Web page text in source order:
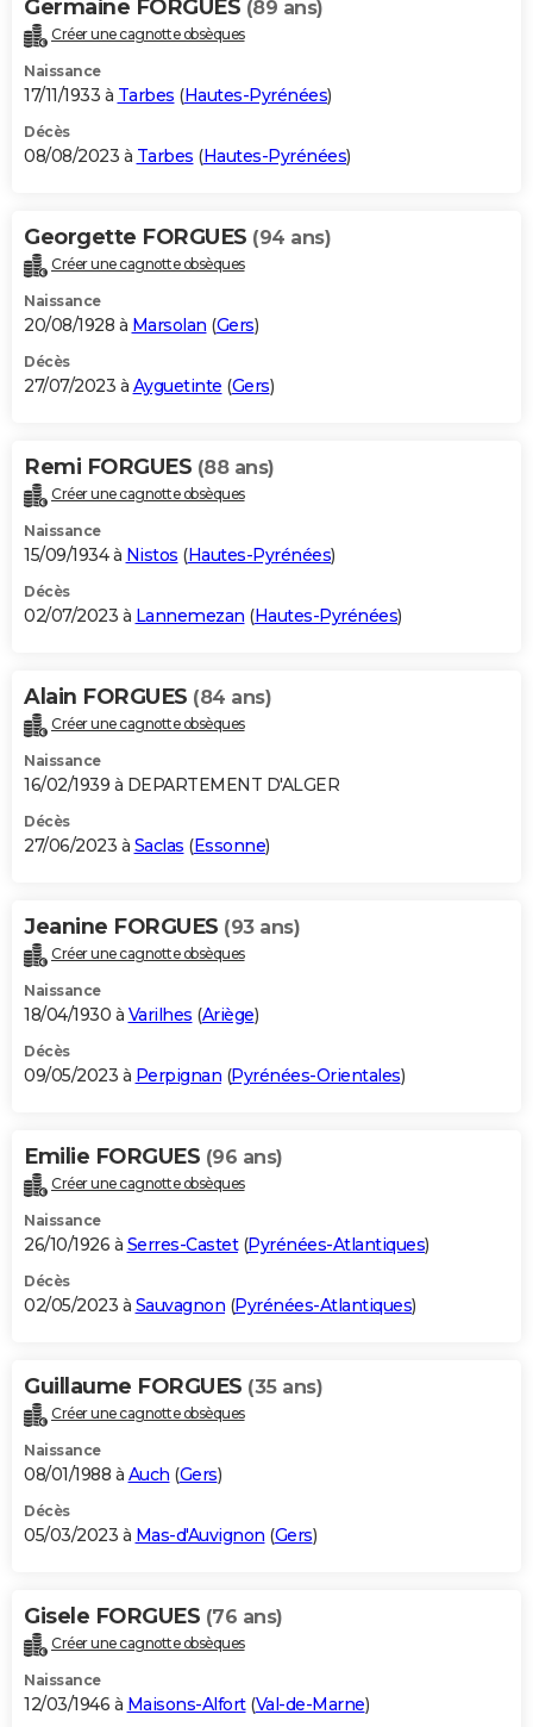
Germaine FORGUES (89 ans)
Créer une cagnotte obsèques
Naissance
17/11/1933 à Tarbes (Hautes-Pyrénées)
Décès
08/08/2023 à Tarbes (Hautes-Pyrénées)
Georgette FORGUES (94 ans)
Créer une cagnotte obsèques
Naissance
20/08/1928 à Marsolan (Gers)
Décès
27/07/2023 à Ayguetinte (Gers)
Remi FORGUES (88 ans)
Créer une cagnotte obsèques
Naissance
15/09/1934 à Nistos (Hautes-Pyrénées)
Décès
02/07/2023 à Lannemezan (Hautes-Pyrénées)
Alain FORGUES (84 ans)
Créer une cagnotte obsèques
Naissance
16/02/1939 à DEPARTEMENT D'ALGER
Décès
27/06/2023 à Saclas (Essonne)
Jeanine FORGUES (93 ans)
Créer une cagnotte obsèques
Naissance
18/04/1930 à Varilhes (Ariège)
Décès
09/05/2023 à Perpignan (Pyrénées-Orientales)
Emilie FORGUES (96 ans)
Créer une cagnotte obsèques
Naissance
26/10/1926 à Serres-Castet(Pyrénées-Atlantiques)
Décès
02/05/2023 à Sauvagnon (Pyrénées-Atlantiques)
Guillaume FORGUES (35 ans)
Créer une cagnotte obsèques
Naissance
08/01/1988 à Auch (Gers)
Décès
05/03/2023 à Mas-d'Auvignon (Gers)
Gisele FORGUES (76 ans)
Créer une cagnotte obsèques
Naissance
12/03/1946 à Maisons-Alfort(Val-de-Marne)